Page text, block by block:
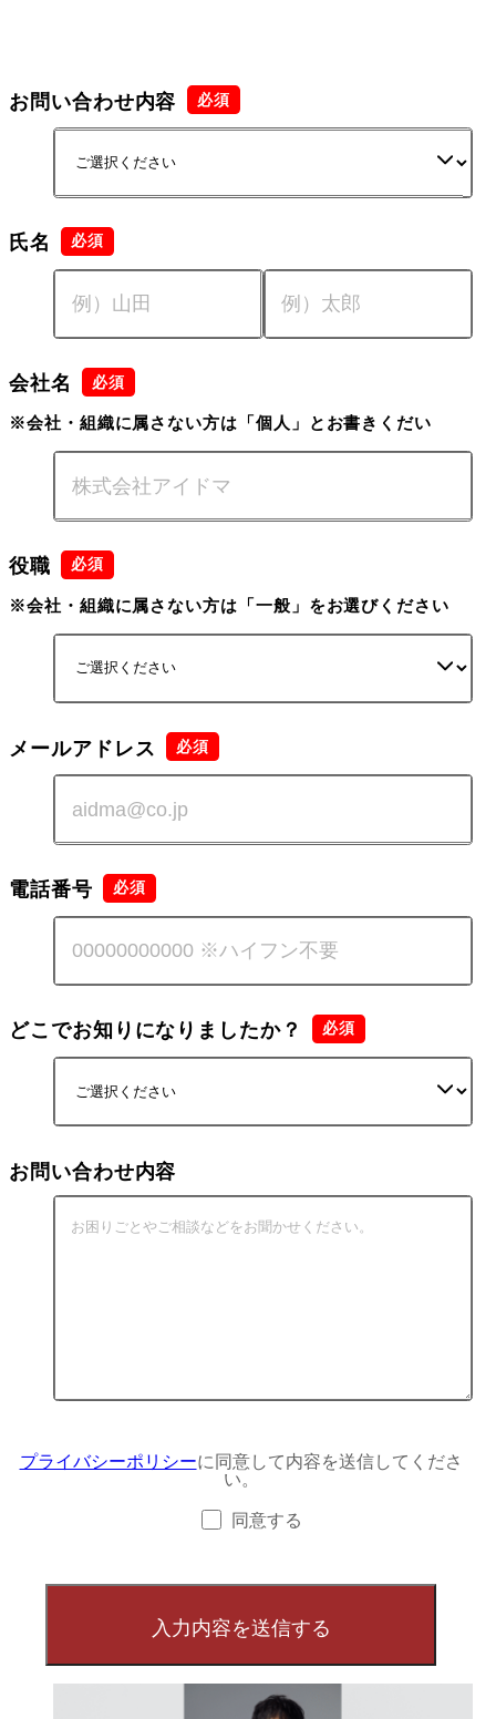
お問い合わせ内容
氏名
会社名
※会社・組織に属さない方は「個人」とお書きくだい
役職
※会社・組織に属さない方は「一般」をお選びください
メールアドレス
電話番号
どこでお知りになりましたか？
お問い合わせ内容
プライバシーポリシーに同意して内容を送信してくださ
い。
同意する